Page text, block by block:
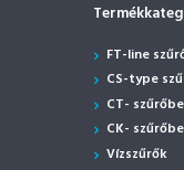
FT-line
CS-type
CT-
CK-
Vízszűrők